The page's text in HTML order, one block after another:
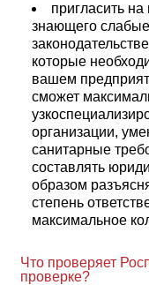
пригласить
знающего
которые
вашем
сможет
организации,
санитарные
составлять
образом
степень
максимальное
Что проверяет
проверке?